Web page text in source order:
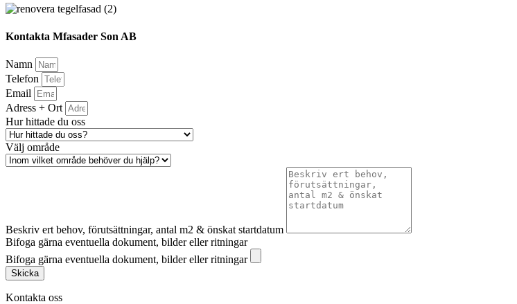
Kontakta Mfasader Son AB
Namn
Telefon
Email
Adress + Ort
Hur hittade du oss
Välj område
Beskriv ert behov, förutsättningar, antal m2 & önskat startdatum
Bifoga gärna eventuella dokument, bilder eller ritningar
Bifoga gärna eventuella dokument, bilder eller ritningar
Skicka
Kontakta oss